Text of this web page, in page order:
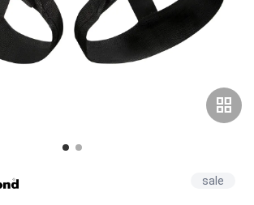
grid_view
sale